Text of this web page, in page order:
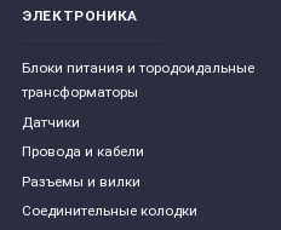
ЭЛЕКТРОНИКА
Блоки питания и тородоидальные
трансформаторы
Датчики
Провода и кабели
Разъемы и вилки
Соединительные колодки